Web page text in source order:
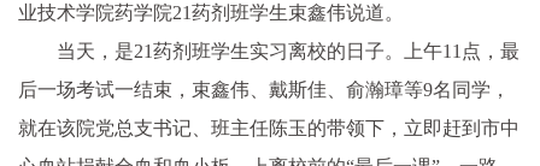
业技术学院药学院21药剂班学生束鑫伟说道。
当天，是21药剂班学生实习离校的日子。上午11点，最
后一场考试一结束，束鑫伟、戴斯佳、俞瀚璋等9名同学，
就在该院党总支书记、班主任陈玉的带领下，立即赶到市中